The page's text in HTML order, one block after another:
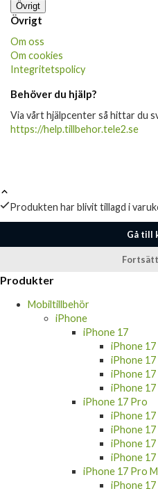
Övrigt
Övrigt
Om oss
Om cookies
Integritetspolicy
Behöver du hjälp?
Via vårt hjälpcenter så hittar du
https://help.tillbehor.tele2.se
Produkten har blivit tillagd i
Gå till
Produkter
Mobiltillbehör
iPhone
iPhone 17
iPhone 17
iPhone 17
iPhone 17
iPhone 17
iPhone 17 Pro
iPhone
iPhone 17
iPhone 17
iPhone
iPhone 17 Pro
iPhone 17